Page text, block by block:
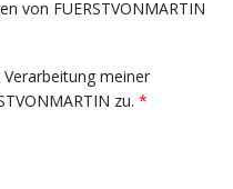
von FUERSTVONMARTIN
meiner
zu. *